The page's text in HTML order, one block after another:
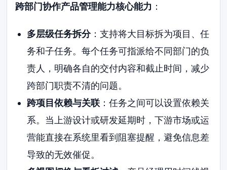
跨部门协作产品管理能力核心能力 ：
多层级任务拆分：支持将大目标拆为项目、任
务和子任务。每个任务可指派给不同部门的负
责人，明确各自的交付内容和截止时间，减少
跨部门职责不清的问题。
跨项目依赖与关联：任务之间可以设置依赖关
系。当上游设计或研发延期时，下游市场或运
营能直接在系统里看到阻塞提醒，避免信息差
导致的无效催促。